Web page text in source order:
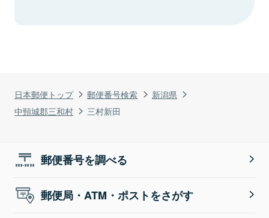
日本郵便トップ 郵便番号検索
新潟県
中頸城郡三和村
三村新田
郵便番号を調べる
郵便局・ATM・ポストをさがす